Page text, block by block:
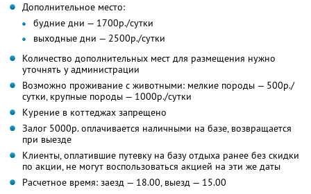
Дополнительное место:
будние дни — 1700р./сутки
выходные дни — 2500р./сутки
Количество дополнительных мест для размещения нужно
уточнять у администрации
Возможно проживание с животными: мелкие породы — 500р./
сутки, крупные породы — 1000р./сутки
Курение в коттеджах запрещено
Залог 5000р. оплачивается наличными на базе, возвращается
при выезде
Клиенты, оплатившие путевку на базу отдыха ранее без скидки
по акции, не могут воспользоваться акцией на эти же даты
Расчетное время: заезд — 18.00, выезд — 15.00